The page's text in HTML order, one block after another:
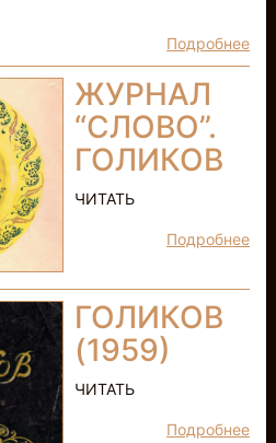
Подробнее
ЖУРНАЛ
“СЛОВО”.
ГОЛИКОВ
ЧИТАТЬ
Подробнее
ГОЛИКОВ
(1959)
ЧИТАТЬ
Подробнее